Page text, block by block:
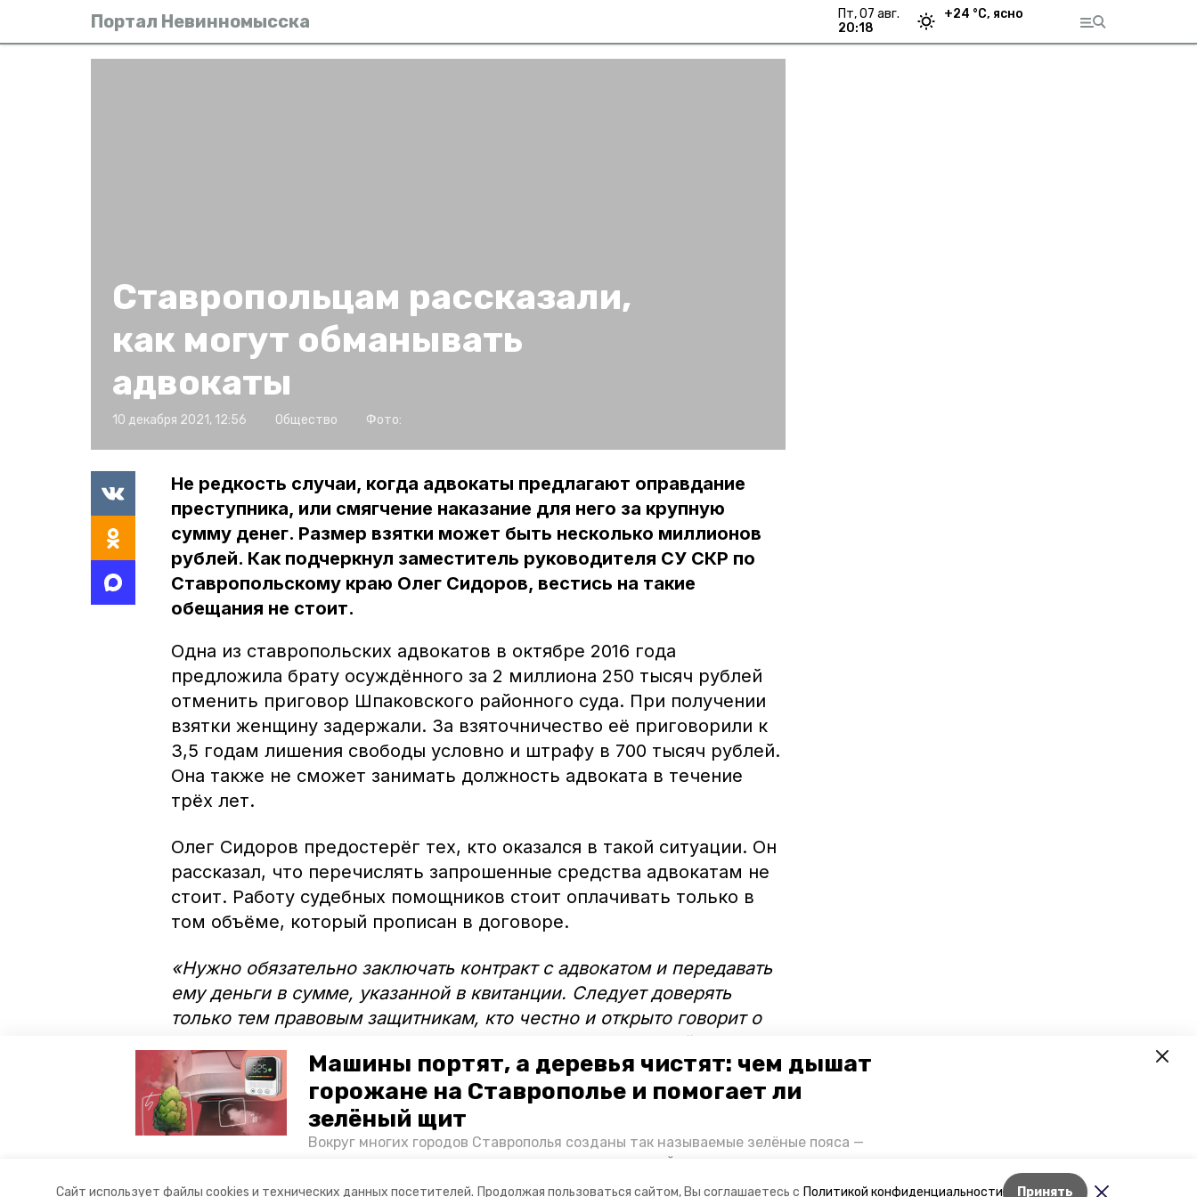
Сайт использует файлы cookies и технических данных посетителей. Продолжая пользоваться сайтом, Вы соглашаетесь с Политикой конфиденциальности Принять
Машины портят, а деревья чистят: чем дышат
горожане на Ставрополье и помогает ли
зелёный щит
Вокруг многих городов Ставрополья созданы так называемые зелёные пояса —
лесопарковые зоны, снижающие негативное воздействие выхлопных газов на
Портал Невинномысска
пт, 07 авг.
20:18
+24 °С, ясно
Лента новостей
Ставропольцам рассказали,
как могут обманывать
адвокаты
10 декабря 2021, 12:56 Общество Фото:
Не редкость случаи, когда адвокаты предлагают оправдание
преступника, или смягчение наказание для него за крупную
сумму денег. Размер взятки может быть несколько миллионов
рублей. Как подчеркнул заместитель руководителя СУ СКР по
Ставропольскому краю Олег Сидоров, вестись на такие
обещания не стоит.
Одна из ставропольских адвокатов в октябре 2016 года
предложила брату осуждённого за 2 миллиона 250 тысяч рублей
отменить приговор Шпаковского районного суда. При получении
взятки женщину задержали. За взяточничество её приговорили к
3,5 годам лишения свободы условно и штрафу в 700 тысяч рублей.
Она также не сможет занимать должность адвоката в течение
трёх лет.
Олег Сидоров предостерёг тех, кто оказался в такой ситуации. Он
рассказал, что перечислять запрошенные средства адвокатам не
стоит. Работу судебных помощников стоит оплачивать только в
том объёме, который прописан в договоре.
«Нужно обязательно заключать контракт с адвокатом и передавать
ему деньги в сумме, указанной в квитанции. Следует доверять
только тем правовым защитникам, кто честно и открыто говорит о
возможных перспективах дела, не даёт ложных обещаний и
работает в рамках закона», — отметил следователь.
В большом материале «Победы26» можно больше
уловках недобросовестных адвокатов.